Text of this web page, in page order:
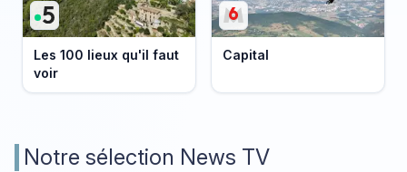
Les 100 lieux qu'il faut
voir
Capital
Notre sélection News TV